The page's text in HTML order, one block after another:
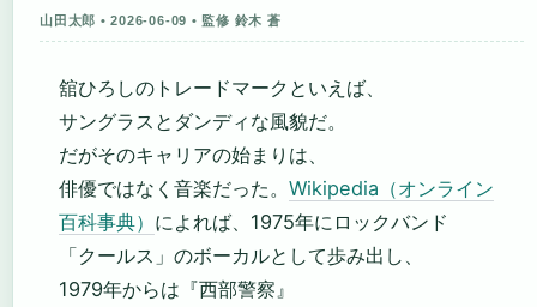
山田太郎 • 2026-06-09 • 監修 鈴木 蒼
舘ひろしのトレードマークといえば、
サングラスとダンディな風貌だ。
だがそのキャリアの始まりは、
俳優ではなく音楽だった。 Wikipedia（オンライン
百科事典） によれば、1975年にロックバンド
「クールス」のボーカルとして歩み出し、
1979年からは『西部警察』